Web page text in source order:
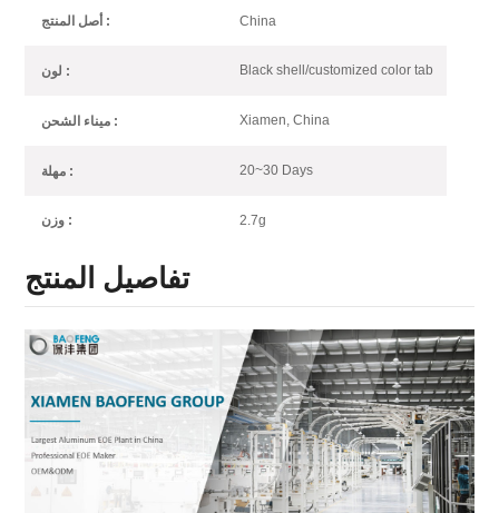
أصل المنتج : China
لون : Black shell/customized color tab
ميناء الشحن : Xiamen, China
مهلة : 20~30 Days
وزن : 2.7g
تفاصيل المنتج